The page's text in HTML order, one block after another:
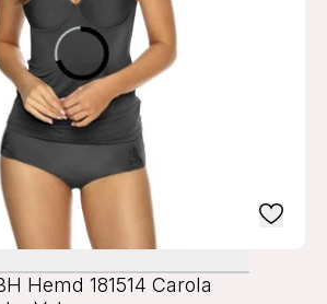
Hemd 181514 Carola